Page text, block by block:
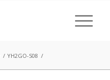
/ YH2GO-S08 /